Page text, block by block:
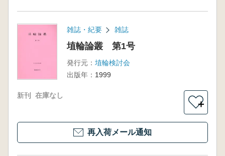
雑誌・紀要 雑誌
埴輪論叢 第1号
発行元： 埴輪検討会
出版年： 1999
新刊 在庫なし
＋
再入荷メール通知